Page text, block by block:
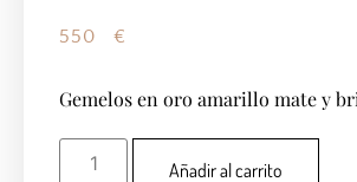
550€
Gemelos en oro amarillo mate y
Añadir al carrito